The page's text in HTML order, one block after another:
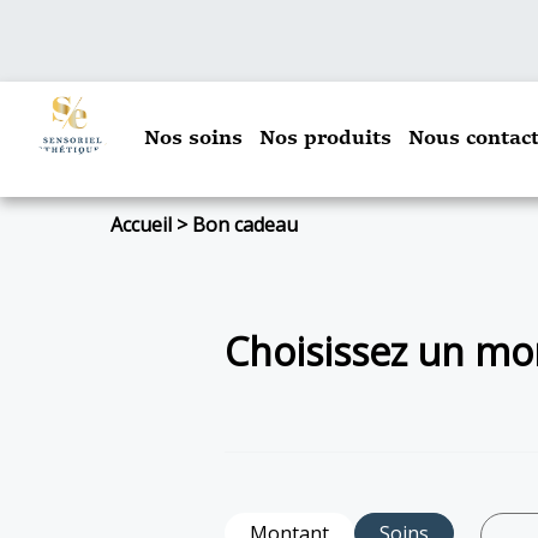
Nos soins Nos produits Nous
Accueil>Bon cadeau
Choisissez un